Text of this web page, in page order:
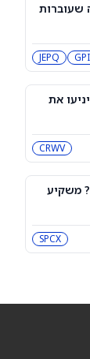
JEPQ
מיקרון או SK hynix: מניית שבבי AI אחת
SKHY
שעוברות
JEPQ
את
CRWV
משקיע
SPCX